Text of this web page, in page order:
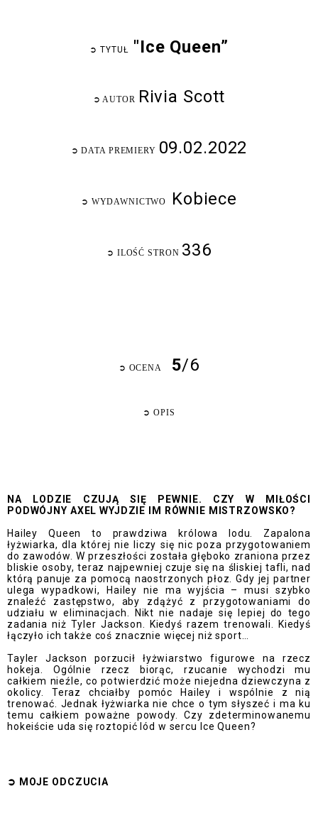
➲ TYTUŁ "Ice Queen”
➲ AUTOR Rivia Scott
➲ DATA PREMIERY 09.02.2022
➲ WYDAWNICTWO Kobiece
➲ ILOŚĆ STRON 336
➲ OCENA 5/6
➲ OPIS
NA LODZIE CZUJĄ SIĘ PEWNIE. CZY W MIŁOŚCI
PODWÓJNY AXEL WYJDZIE IM RÓWNIE MISTRZOWSKO?
Hailey Queen to prawdziwa królowa lodu. Zapalona
łyżwiarka, dla której nie liczy się nic poza przygotowaniem
do zawodów. W przeszłości została głęboko zraniona przez
bliskie osoby, teraz najpewniej czuje się na śliskiej tafli, nad
którą panuje za pomocą naostrzonych płoz. Gdy jej partner
ulega wypadkowi, Hailey nie ma wyjścia – musi szybko
znaleźć zastępstwo, aby zdążyć z przygotowaniami do
udziału w eliminacjach. Nikt nie nadaje się lepiej do tego
zadania niż Tyler Jackson. Kiedyś razem trenowali. Kiedyś
łączyło ich także coś znacznie więcej niż sport…
Tayler Jackson porzucił łyżwiarstwo figurowe na rzecz
hokeja. Ogólnie rzecz biorąc, rzucanie wychodzi mu
całkiem nieźle, co potwierdzić może niejedna dziewczyna z
okolicy. Teraz chciałby pomóc Hailey i wspólnie z nią
trenować. Jednak łyżwiarka nie chce o tym słyszeć i ma ku
temu całkiem poważne powody. Czy zdeterminowanemu
hokeiście uda się roztopić lód w sercu Ice Queen?
➲ MOJE ODCZUCIA